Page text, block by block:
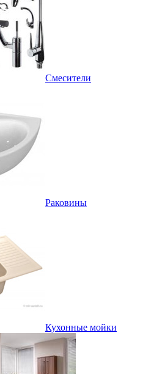
Смесители
Раковины
Кухонные мойки